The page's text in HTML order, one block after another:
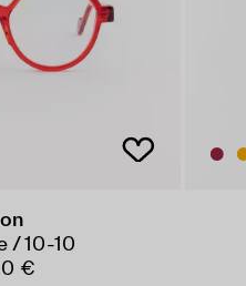
/ 10-10
€